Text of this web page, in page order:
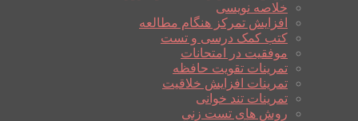
خلاصه نویسی
افزایش تمرکز هنگام مطالعه
کتب کمک درسی و تست
موفقیت در امتحانات
تمرینات تقویت حافظه
تمرینات افزایش خلاقیت
تمرینات تند خوانی
روش های تست زنی